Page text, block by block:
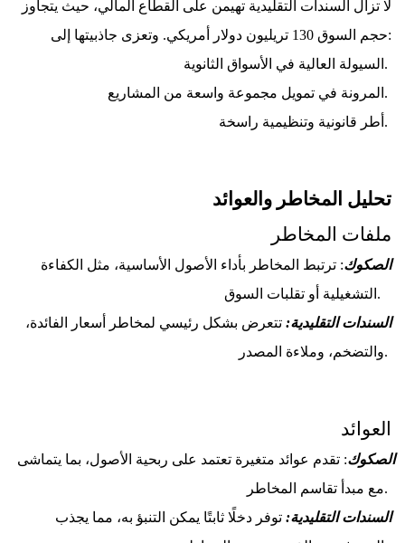
حجم السوق 130 تريليون دولار أمريكي. وتعزى جاذبيتها إلى:
السيولة العالية في الأسواق الثانوية.
المرونة في تمويل مجموعة واسعة من المشاريع.
أطر قانونية وتنظيمية راسخة.
تحليل المخاطر والعوائد
ملفات المخاطر
الصكوك
التشغيلية أو تقلبات السوق.
السندات التقليدية:
والتضخم، وملاءة المصدر.
العوائد
الصكوك
مع مبدأ تقاسم المخاطر.
السندات التقليدية: